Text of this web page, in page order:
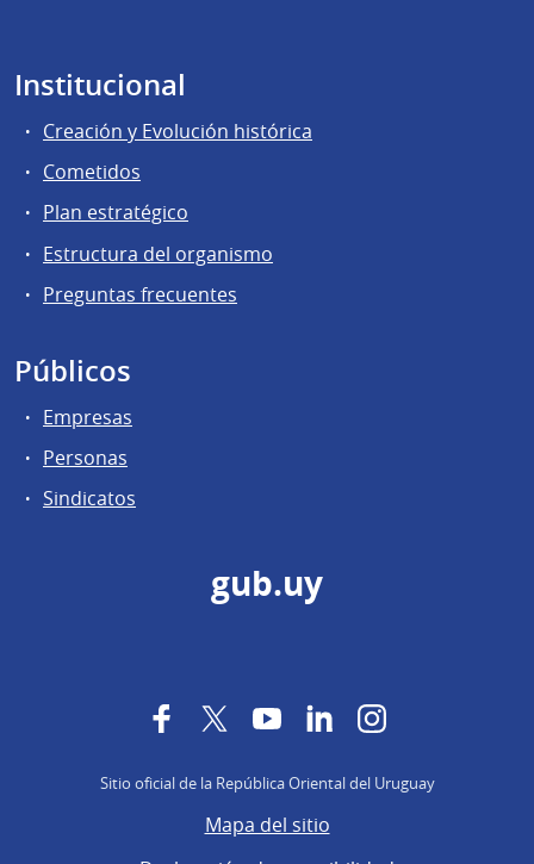
Institucional
Creación y Evolución histórica
Cometidos
Plan estratégico
Estructura del organismo
Preguntas frecuentes
Públicos
Empresas
Personas
Sindicatos
gub.uy
FacebookTwitterYouTubeLinkedInInstagram
Sitio oficial de la República Oriental del Uruguay
Mapa del sitio